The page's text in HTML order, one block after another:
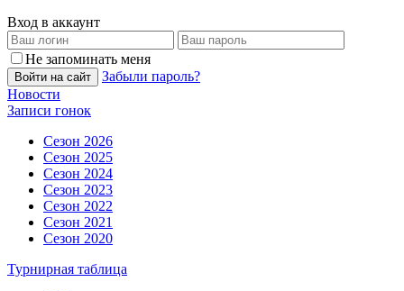
Вход в аккаунт
Не запоминать меня
Войти на сайт
Забыли пароль?
Новости
Записи гонок
Сезон 2026
Сезон 2025
Сезон 2024
Сезон 2023
Сезон 2022
Сезон 2021
Сезон 2020
Турнирная таблица